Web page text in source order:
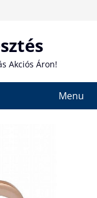
Akciós Áron!
Menu